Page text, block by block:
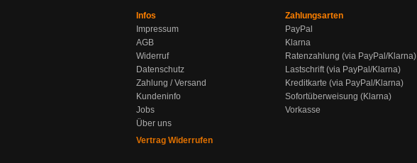
Infos
Impressum
AGB
Widerruf
Datenschutz
Zahlung / Versand
Kundeninfo
Jobs
Über uns
Vertrag Widerrufen
Zahlungsarten
PayPal
Klarna
Ratenzahlung (via PayPal/Klarna)
Lastschrift (via PayPal/Klarna)
Kreditkarte (via PayPal/Klarna)
Sofortüberweisung (Klarna)
Vorkasse